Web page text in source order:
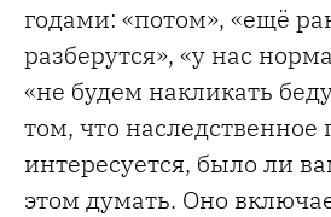
годами: «потом», «ещё
разберутся», «у нас
«не будем накликать
том, что наследственное
интересуется, было ли
этом думать. Оно